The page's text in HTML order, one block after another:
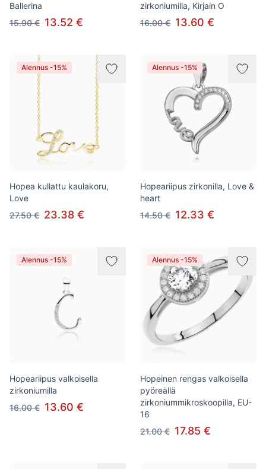
Ballerina
15.90 € 13.52 €
zirkoniumilla, Kirjain O
16.00 € 13.60 €
Alennus -15%
Hopea kullattu kaulakoru,
Love
27.50 € 23.38 €
Alennus -15%
Hopeariipus zirkonilla, Love &
heart
14.50 € 12.33 €
Alennus -15%
Hopeariipus valkoisella
zirkoniumilla
16.00 € 13.60 €
Alennus -15%
Hopeinen rengas valkoisella
pyöreällä
zirkoniummikroskoopilla, EU-
16
21.00 € 17.85 €